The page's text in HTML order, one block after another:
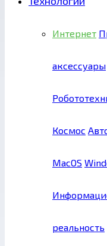
Интернет
аксессуары
Космос
MacOS
реальность